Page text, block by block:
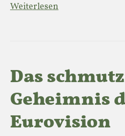
Weiterlesen
Das
Geheimnis
Eurovision